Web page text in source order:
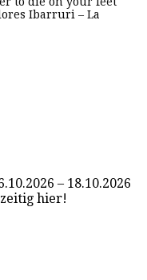
Ibarruri – La
– 18.10.2026
hier!